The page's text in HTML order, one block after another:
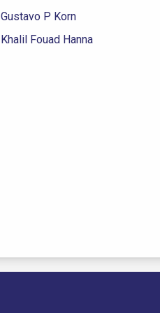
Gustavo P Korn
Khalil Fouad Hanna